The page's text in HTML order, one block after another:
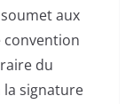
aux
convention
du
signature